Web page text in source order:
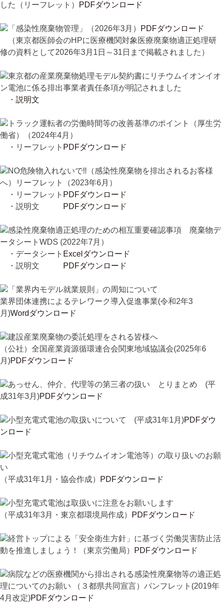
した（リーフレット）
PDFダウンロード
「感染性廃棄物管理」（2026年3月）
PDFダウンロード
（東京都医師会のHPに医療機関対象医療廃棄物適正処理研
修の資料として2026年3月1日～31日まで掲載されました）
東京都の産業廃棄物処理モデル契約書にリチウムイオンイオ
ン電池に係る排出事業者責任条項が明記されました
・ 説明文
トラック運転者の労働時間等の改善基準のポイント（厚生労
働省）（2024年4月）
・リーフレット PDFダウンロード
NO危険物入れないで‼（感染性廃棄物を排出されるお客様
へ）リーフレット（2023年6月）
・リーフレット PDFダウンロード
・説明文
PDFダウンロード
感染性廃棄物適正処理のための相互重要確認事項 廃棄物デ
ータシートWDS (2022年7月）
・データシート Excelダウンロード
・説明文
PDFダウンロード
「業界内モデル就業規則」の周知について
業界団体連携によるテレワーク導入促進事業(令和2年3
月)Wordダウンロード
建設産業廃棄物の委託処理をされる皆様へ
（公社）全国産業資源循環連合会関東地域協議会(2025年6
月)PDFダウンロード
あっせん、仲介、代理等の第三者の扱い とりまとめ (平
成31年3月)PDFダウンロード
小型充電式電池の取扱いについて (平成31年1月)PDFダウ
ンロード
小型充電式電池（リチウムイオン電池等）の取り扱いのお願
い
（平成31年1月・協会作成）
PDFダウンロード
小型充電式電池は取扱いに注意をお願いします
（平成31年3月・東京都環境局作成）
PDFダウンロード
経営トップによる「安全衛生方針」に基づく労働災害防止活
動を推進しましょう！（東京労働局）
PDFダウンロード
病院などの医療機関から排出される感染性廃棄物等の適正処
理についてのお願い （３都県共同宣言）パンフレット(2019年
4月改定)PDFダウンロード